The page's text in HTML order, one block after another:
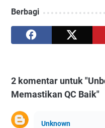
Berbagi
2 komentar untuk
Memastikan QC Baik"
Unknown